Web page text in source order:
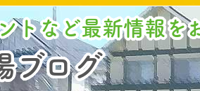
トなど最新情報を
ブログ